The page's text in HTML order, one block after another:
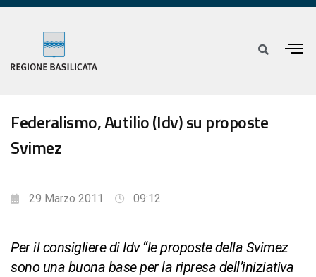
Federalismo, Autilio (Idv) su proposte
Svimez
29 Marzo 2011 09:12
Per il consigliere di Idv “le proposte della Svimez
sono una buona base per la ripresa dell’iniziativa